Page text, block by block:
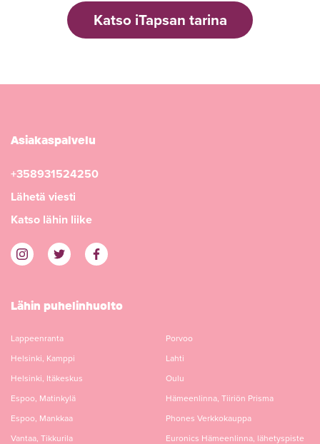
Katso iTapsan tarina
Asiakaspalvelu
+358931524250
Lähetä viesti
Katso lähin liike
Lähin puhelinhuolto
Lappeenranta
Helsinki, Kamppi
Helsinki, Itäkeskus
Espoo, Matinkylä
Espoo, Mankkaa
Vantaa, Tikkurila
Porvoo
Lahti
Oulu
Hämeenlinna, Tiiriön Prisma
Phones Verkkokauppa
Euronics Hämeenlinna, lähetyspiste